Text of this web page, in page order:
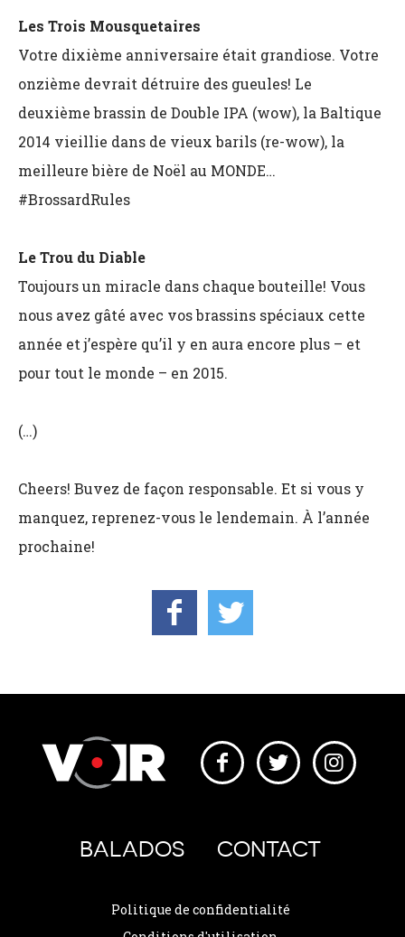
Les Trois Mousquetaires
Votre dixième anniversaire était grandiose. Votre
onzième devrait détruire des gueules! Le
deuxième brassin de Double IPA (wow), la Baltique
2014 vieillie dans de vieux barils (re-wow), la
meilleure bière de Noël au MONDE…
#BrossardRules
Le Trou du Diable
Toujours un miracle dans chaque bouteille! Vous
nous avez gâté avec vos brassins spéciaux cette
année et j’espère qu’il y en aura encore plus – et
pour tout le monde – en 2015.
(…)
Cheers! Buvez de façon responsable. Et si vous y
manquez, reprenez-vous le lendemain. À l’année
prochaine!
BALADOS CONTACT
Politique de confidentialité